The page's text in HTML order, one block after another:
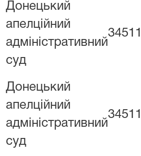
Донецький
апелційний
адміністративний
суд
Донецький
апелційний
адміністративний
суд